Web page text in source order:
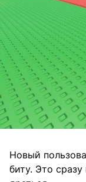
Новый
биту. Это